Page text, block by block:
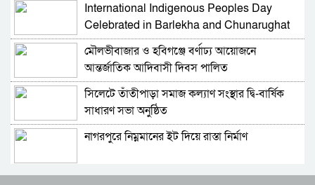
আবারও আলিয়া মাদ্রাসা এলাকায় সংঘর্ষের আশঙ্কা,
পুলিশ মোতায়েন
সিলেট মিউজিক অ্যাসোসিয়েশন ২১ সদস্যবিশিষ্ট
প্রতিষ্ঠাকালীন কমিটি ঘোষণা
বাঘা পৌরসভায় রাস্তা ও ড্রেনের কাজের ভিত্তিপ্রস্তর
স্থাপন করলেন-এমপি চাঁদ
নিরাপত্তার নিশ্চয়তা পেলে ‘দেশে ফিরতে প্রস্তুত’ সাকিব,
International Indigenous Peoples Day
Celebrated in Barlekha and Chunarughat
মৌলভীবাজার ও হবিগঞ্জে বর্ণাঢ্য আয়োজনে
আন্তর্জাতিক আদিবাসী দিবস পালিত
সিলেটে তাঁতীপাড়া সমাজ কল্যাণ সংস্থার দ্বি-বার্ষিক
সাধারণ সভা অনুষ্ঠিত
নাগরপুরে নিম্নমানের ইট দিয়ে রাস্তা নির্মাণ
রাষ্ট্রপতি পদে মির্জা ফখরুলের নাম চূড়ান্ত